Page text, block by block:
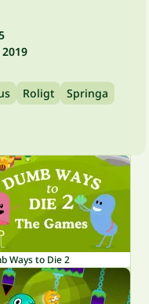
Roligt
Springa
Ways to Die 2